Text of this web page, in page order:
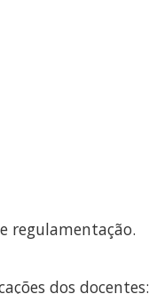
regulamentação.
dos docentes: